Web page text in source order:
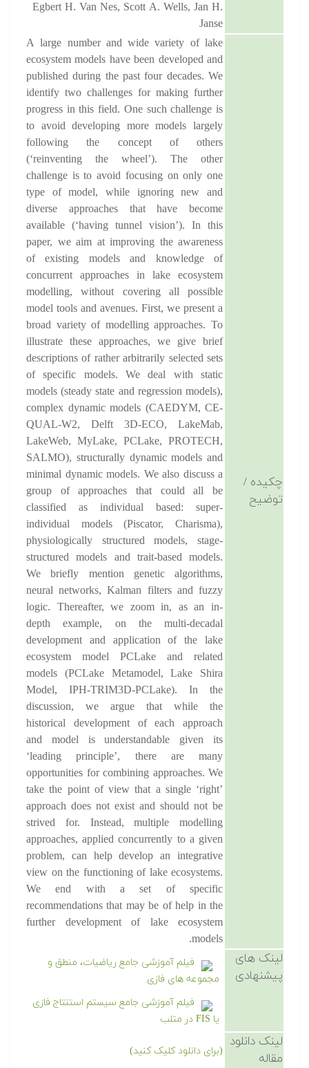
Egbert H. Van Nes, Scott A. Wells, Jan H.
Janse
چکیده /
توضیح
A large number and wide variety of lake
ecosystem models have been developed and
published during the past four decades. We
identify two challenges for making further
progress in this field. One such challenge is
to avoid developing more models largely
following the concept of others
(‘reinventing the wheel’). The other
challenge is to avoid focusing on only one
type of model, while ignoring new and
diverse approaches that have become
available (‘having tunnel vision’). In this
paper, we aim at improving the awareness
of existing models and knowledge of
concurrent approaches in lake ecosystem
modelling, without covering all possible
model tools and avenues. First, we present a
broad variety of modelling approaches. To
illustrate these approaches, we give brief
descriptions of rather arbitrarily selected sets
of specific models. We deal with static
models (steady state and regression models),
complex dynamic models (CAEDYM, CE-
QUAL-W2, Delft 3D-ECO, LakeMab,
LakeWeb, MyLake, PCLake, PROTECH,
SALMO), structurally dynamic models and
minimal dynamic models. We also discuss a
group of approaches that could all be
classified as individual based: super-
individual models (Piscator, Charisma),
physiologically structured models, stage-
structured models and trait-based models.
We briefly mention genetic algorithms,
neural networks, Kalman filters and fuzzy
logic. Thereafter, we zoom in, as an in-
depth example, on the multi-decadal
development and application of the lake
ecosystem model PCLake and related
models (PCLake Metamodel, Lake Shira
Model, IPH-TRIM3D-PCLake). In the
discussion, we argue that while the
historical development of each approach
and model is understandable given its
‘leading principle’, there are many
opportunities for combining approaches. We
take the point of view that a single ‘right’
approach does not exist and should not be
strived for. Instead, multiple modelling
approaches, applied concurrently to a given
problem, can help develop an integrative
view on the functioning of lake ecosystems.
We end with a set of specific
recommendations that may be of help in the
further development of lake ecosystem
models.
لینک های
پیشنهادی
فیلم آموزشی جامع ریاضیات، منطق و
مجموعه های فازی
فیلم آموزشی جامع سیستم استنتاج فازی
یا FIS در متلب
لینک دانلود
مقاله
(برای دانلود کلیک کنید)